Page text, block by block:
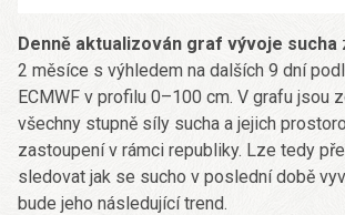
Denně aktualizován graf vývoje sucha
2 měsíce s výhledem na dalších 9 dní
ECMWF v profilu 0–100 cm. V grafu jsou
všechny stupně síly sucha a jejich
zastoupení v rámci republiky. Lze tedy
sledovat jak se sucho v poslední době
bude jeho následující trend.